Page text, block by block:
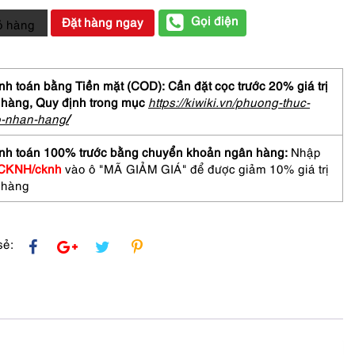
hàng Đặt hàng ngay Gọi điện
toán bằng Tiền mặt (COD): Cần đặt cọc trước 20% giá trị
Quy định trong mục https://kiwiki.vn/phuong-thuc-
nhan-hang/
toán 100% trước bằng chuyển khoản ngân hàng: Nhập
cknh vào ô "MÃ GIẢM GIÁ" để được giảm 10% giá trị